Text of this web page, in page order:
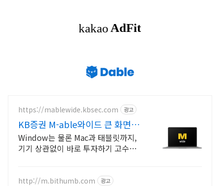
https://mablewide.kbsec.com 광고
KB증권 M-able와이드 큰 화면으
로, 언제 어디서나
Window는 물론 Mac과 태블릿까지,
기기 상관없이 바로 투자하기 고수들
http://m.bithumb.com 광고